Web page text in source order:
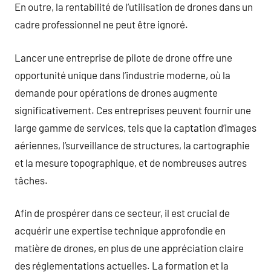
En outre, la rentabilité de l’utilisation de drones dans un
cadre professionnel ne peut être ignoré.
Lancer une entreprise de pilote de drone offre une
opportunité unique dans l’industrie moderne, où la
demande pour opérations de drones augmente
significativement. Ces entreprises peuvent fournir une
large gamme de services, tels que la captation d’images
aériennes, l’surveillance de structures, la cartographie
et la mesure topographique, et de nombreuses autres
tâches.
Afin de prospérer dans ce secteur, il est crucial de
acquérir une expertise technique approfondie en
matière de drones, en plus de une appréciation claire
des réglementations actuelles. La formation et la